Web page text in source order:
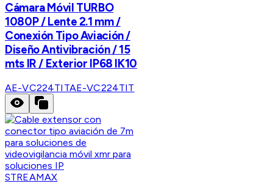
Cámara Móvil TURBO
1080P / Lente 2.1 mm /
Conexión Tipo Aviación /
Diseño Antivibración / 15
mts IR / Exterior IP68 IK10
AE-VC224TITAE-VC224TIT
STREAMAX